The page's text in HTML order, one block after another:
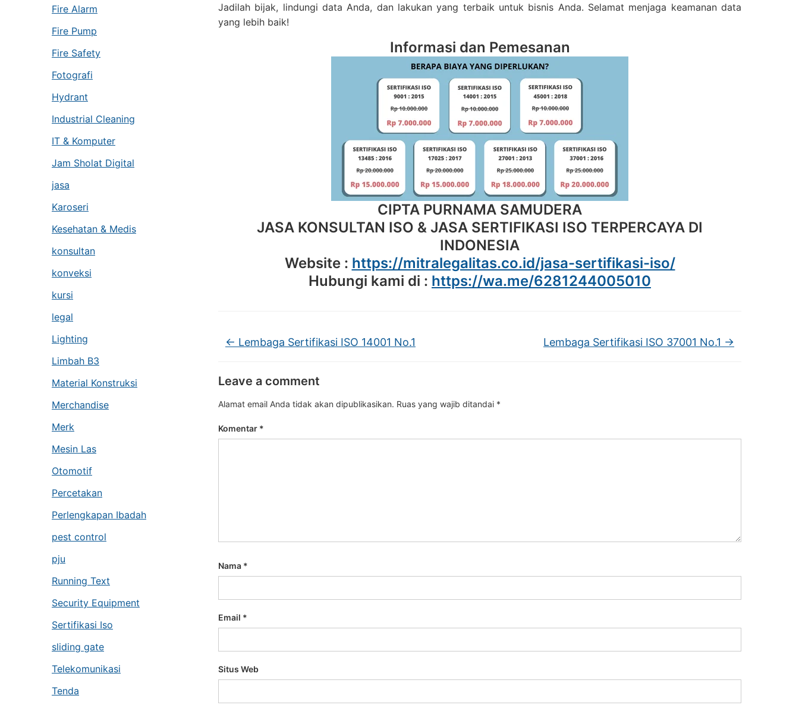
Fire Alarm
Fire Pump
Fire Safety
Fotografi
Hydrant
Industrial Cleaning
IT & Komputer
Jam Sholat Digital
jasa
Karoseri
Kesehatan & Medis
konsultan
konveksi
kursi
legal
Lighting
Limbah B3
Material Konstruksi
Merchandise
Merk
Mesin Las
Otomotif
Percetakan
Perlengkapan Ibadah
pest control
pju
Running Text
Security Equipment
Sertifikasi Iso
sliding gate
Telekomunikasi
Tenda
Jadilah bijak, lindungi data Anda, dan lakukan yang terbaik untuk bisnis Anda. Selamat menjaga keamanan data
yang lebih baik!
Informasi dan Pemesanan
CIPTA PURNAMA SAMUDERA
JASA KONSULTAN ISO & JASA SERTIFIKASI ISO TERPERCAYA DI
INDONESIA
Website : https://mitralegalitas.co.id/jasa-sertifikasi-iso/
Hubungi kami di : https://wa.me/6281244005010
← Lembaga Sertifikasi ISO 14001 No.1 Lembaga Sertifikasi ISO 37001 No.1 →
Leave a comment
Alamat email Anda tidak akan dipublikasikan. Ruas yang wajib ditandai *
Komentar *
Nama *
Email *
Situs Web